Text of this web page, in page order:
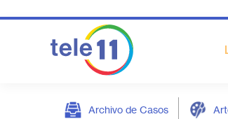
Archivo de Casos